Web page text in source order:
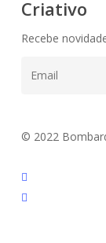
Criativo
Recebe
© 2022
instagram
email